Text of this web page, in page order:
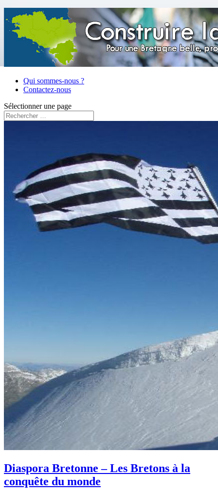
Qui sommes-nous ?
Contactez-nous
Sélectionner une page
Diaspora Bretonne – Les Bretons à la
conquête du monde